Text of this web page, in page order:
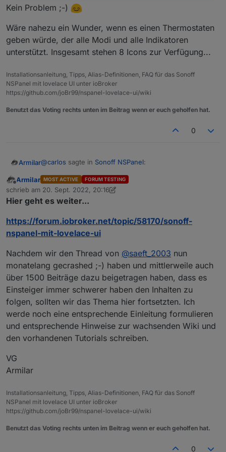
Ist zwar ein Bild von der EMU aber aktuell im
Original genauso.
Kein Problem ;-)
Wäre nahezu ein Wunder, wenn es einen Thermostaten
geben würde, der alle Modi und alle Indikatoren
unterstützt. Insgesamt stehen 8 Icons zur Verfügung...
Installationsanleitung, Tipps, Alias-Definitionen, FAQ für das Sonoff
NSPanel mit lovelace UI unter ioBroker
https://github.com/joBr99/nspanel-lovelace-ui/wiki
Benutzt das Voting rechts unten im Beitrag wenn er euch geholfen hat.
0
Armilar@carlos sagte in Sonoff NSPanel:
@armilar
Ok, jetzt habe ich es verstanden.
Sorry für das Misverständnis.
Wäre nahezu ein Wunder, wenn es einen
Thermostaten geben würde, der alle Modi und alle
Verfügung...
Offline
Armilar MOST ACTIVE FORUM TESTING
schrieb am 20. Sept. 2022, 20:16
zuletzt editiert von Armilar
Hier geht es weiter...
https://forum.iobroker.net/topic/58170/sonoff-
nspanel-mit-lovelace-ui
Nachdem wir den Thread von @saeft_2003 nun
monatelang gecrashed ;-) haben und mittlerweile auch
über 1500 Beiträge dazu beigetragen haben, dass es
Einsteiger immer schwerer haben den Inhalten zu
folgen, sollten wir das Thema hier fortsetzten. Ich
werde noch eine entsprechende Einleitung formulieren
und entsprechende Hinweise zur wachsenden Wiki und
den vorhandenen Tutorials schreiben.
VG
Armilar
Installationsanleitung, Tipps, Alias-Definitionen, FAQ für das Sonoff
NSPanel mit lovelace UI unter ioBroker
https://github.com/joBr99/nspanel-lovelace-ui/wiki
Benutzt das Voting rechts unten im Beitrag wenn er euch geholfen hat.
0